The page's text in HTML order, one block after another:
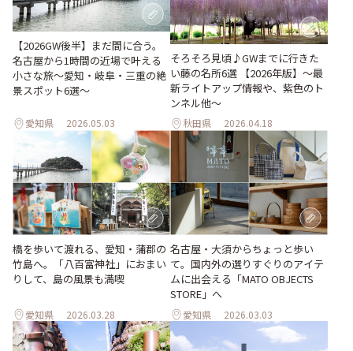
【2026GW後半】まだ間に合う。
名古屋から1時間の近場で叶える
小さな旅～愛知・岐阜・三重の絶
景スポット6選～
愛知県 2026.05.03
そろそろ見頃♪GWまでに行きた
い藤の名所6選 【2026年版】～最
新ライトアップ情報や、紫色のト
ンネル他～
秋田県 2026.04.18
橋を歩いて渡れる、愛知・蒲郡の
竹島へ。「八百富神社」におまい
りして、島の風景も満喫
愛知県 2026.03.28
名古屋・大須からちょっと歩い
て。国内外の選りすぐりのアイテ
ムに出会える「MATO OBJECTS
STORE」へ
愛知県 2026.03.03